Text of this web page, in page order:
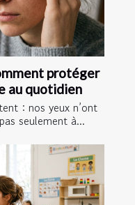
protéger
au quotidien
: nos yeux n’ont
seulement à...